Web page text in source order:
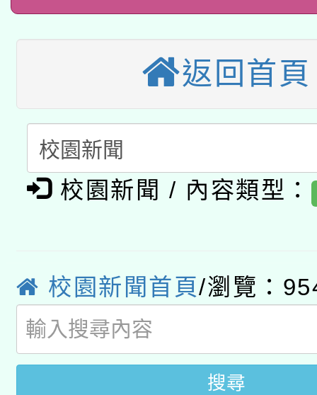
動」
開 智慧啟航」
招甄選結果公告(無人
適應運動共學行動站研
本館辦理115年度閱讀
暨閱讀推動專業研習
科技賦能─人工智慧
礎課程
A3數位素養講師名單
「數位內容與教學軟
業技術研究院辦理「
用水績優單位及節水達
動」
115年8月22日(星期六
桃園市孔廟祈福系列
開 智慧啟航」
2026年桃園地景藝術
返回首頁
校園新聞 / 內容類型：
校園新聞首頁/瀏覽：
搜尋